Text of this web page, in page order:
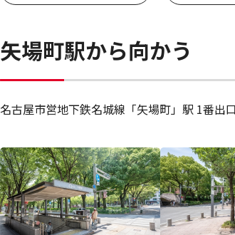
矢場町駅から向かう
名古屋市営地下鉄名城線「矢場町」駅 1番出